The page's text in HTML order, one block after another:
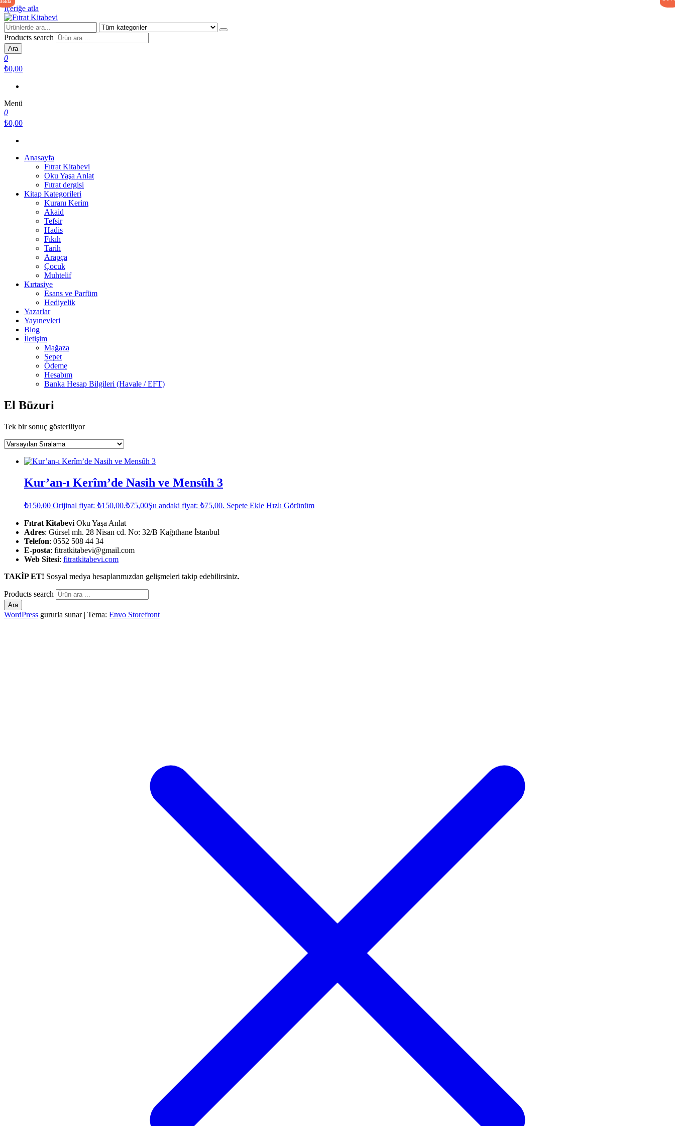
İçeriğe atla
Fıtrat Kitabevi
Oku Yaşa Anlat
Products search
Ara
0
₺0,00
Menü
0
₺0,00
Anasayfa
Fıtrat Kitabevi
Oku Yaşa Anlat
Fıtrat dergisi
Kitap Kategorileri
Kuranı Kerim
Akaid
Tefsir
Hadis
Fıkıh
Tarih
Arapça
Çocuk
Muhtelif
Kırtasiye
Esans ve Parfüm
Hediyelik
Yazarlar
Yayınevleri
Blog
İletişim
Mağaza
Sepet
Ödeme
Hesabım
Banka Hesap Bilgileri (Havale / EFT)
El Büzuri
Tek bir sonuç gösteriliyor
Kur’an-ı Kerîm’de Nasih ve Mensûh 3
₺150,00 Orijinal fiyat: ₺150,00.₺75,00Şu andaki fiyat: ₺75,00. Sepete Ekle Hızlı Görünüm
Fıtrat Kitabevi Oku Yaşa Anlat
Adres: Gürsel mh. 28 Nisan cd. No: 32/B Kağıthane İstanbul
Telefon: 0552 508 44 34
E-posta: fitratkitabevi@gmail.com
Web Sitesi: fitratkitabevi.com
TAKİP ET! Sosyal medya hesaplarımızdan gelişmeleri takip edebilirsiniz.
Products search
Ara
WordPress gururla sunar | Tema: Envo Storefront